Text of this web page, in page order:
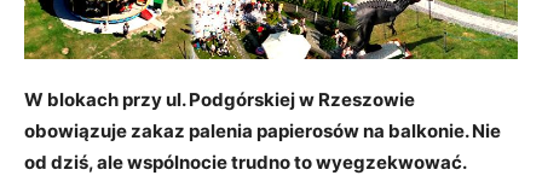
W blokach przy ul. Podgórskiej w Rzeszowie
obowiązuje zakaz palenia papierosów na balkonie. Nie
od dziś, ale wspólnocie trudno to wyegzekwować.